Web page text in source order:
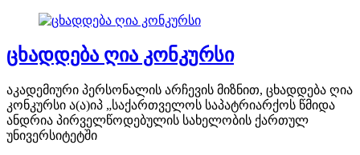
ცხადდება ღია კონკურსი
აკადემიური პერსონალის არჩევის მიზნით, ცხადდება ღია
კონკურსი ა(ა)იპ „საქართველოს საპატრიარქოს წმიდა
ანდრია პირველწოდებულის სახელობის ქართულ
უნივერსიტეტში